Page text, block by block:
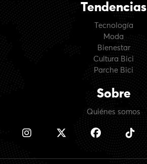
Tendencias
Tecnología
Moda
Bienestar
Cultura Bici
Parche Bici
Sobre
Quiénes somos